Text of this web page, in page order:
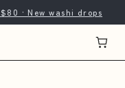
· New washi drops